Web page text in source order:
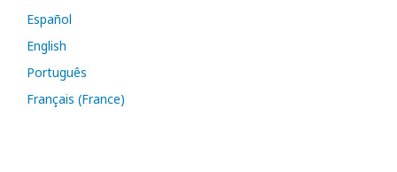
Español
English
Português
Français (France)